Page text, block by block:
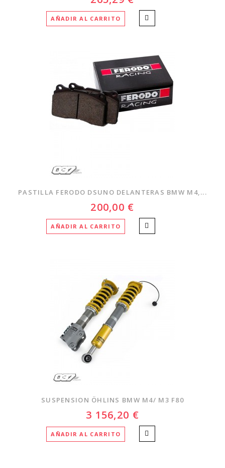
AÑADIR AL CARRITO
PASTILLA FERODO DSUNO DELANTERAS BMW M4,...
200,00 €
AÑADIR AL CARRITO
SUSPENSION ÖHLINS BMW M4/ M3 F80
3 156,20 €
AÑADIR AL CARRITO